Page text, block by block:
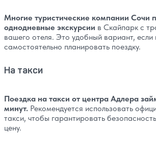
Многие туристические компании Сочи
однодневные экскурсии в Скайпарк с
вашего отеля. Это удобный вариант, если
самостоятельно планировать поездку.
На такси
Поездка на такси от центра Адлера
минут. Рекомендуется использовать
такси, чтобы гарантировать
цену.